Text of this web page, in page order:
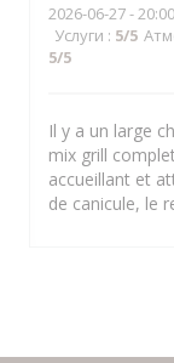
2026-06-27-
Услуги : 5/5
5/5
Il y a un large
mix grill
accueillant et
de canicule, le